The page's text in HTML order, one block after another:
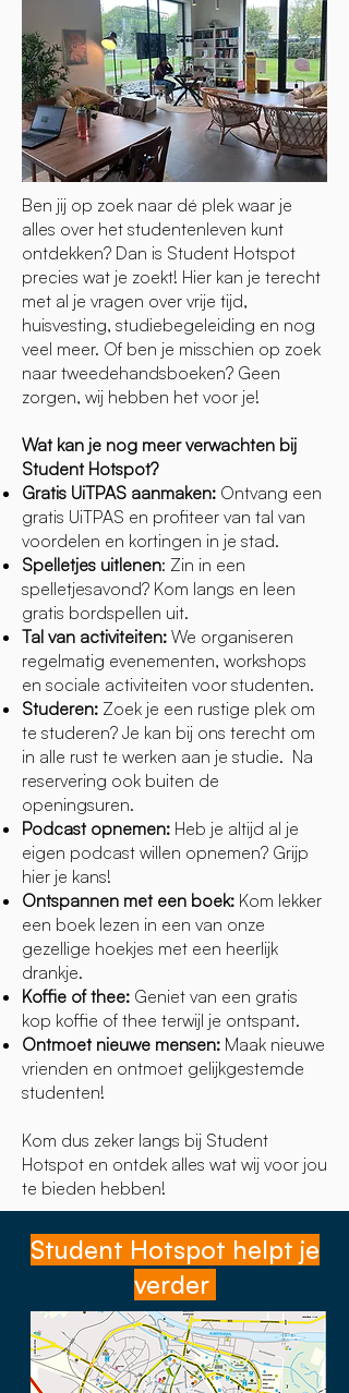
​Ben jij op zoek naar dé plek waar je
alles over het studentenleven kunt
ontdekken? Dan is Student Hotspot
precies wat je zoekt! Hier kan je terecht
met al je vragen over vrije tijd,
huisvesting, studiebegeleiding en nog
veel meer. Of ben je misschien op zoek
naar tweedehandsboeken? Geen
zorgen, wij hebben het voor je!
Wat kan je nog meer verwachten bij
Student Hotspot?
Gratis UiTPAS aanmaken: Ontvang een
gratis UiTPAS en profiteer van tal van
voordelen en kortingen in je stad.
Spelletjes uitlenen: Zin in een
spelletjesavond? Kom langs en leen
gratis bordspellen uit.
Tal van activiteiten: We organiseren
regelmatig evenementen, workshops
en sociale activiteiten voor studenten.
Studeren: Zoek je een rustige plek om
te studeren? Je kan bij ons terecht om
in alle rust te werken aan je studie. Na
reservering ook buiten de
openingsuren.
Podcast opnemen: Heb je altijd al je
eigen podcast willen opnemen? Grijp
hier je kans!
Ontspannen met een boek: Kom lekker
een boek lezen in een van onze
gezellige hoekjes met een heerlijk
drankje.
Koffie of thee: Geniet van een gratis
kop koffie of thee terwijl je ontspant.
Ontmoet nieuwe mensen: Maak nieuwe
vrienden en ontmoet gelijkgestemde
studenten!​
Kom dus zeker langs bij Student
Hotspot en ontdek alles wat wij voor jou
te bieden hebben!
Student Hotspot helpt je
verder